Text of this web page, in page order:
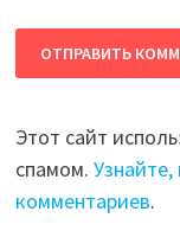
Этот сайт
спамом.
комментариев.